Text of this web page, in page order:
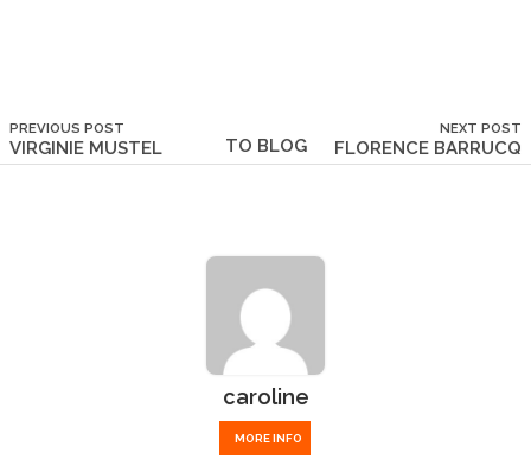
PREVIOUS POST
VIRGINIE MUSTEL
NEXT POST
FLORENCE BARRUCQ
TO BLOG
caroline
MORE INFO